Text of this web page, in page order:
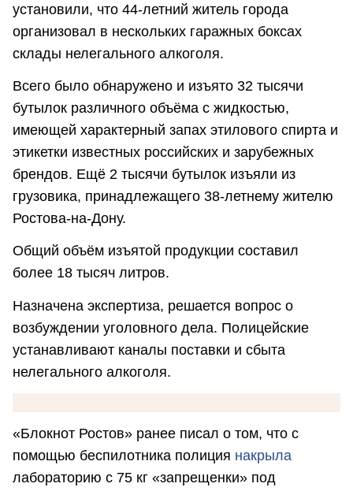
установили, что 44-летний житель города
организовал в нескольких гаражных боксах
склады нелегального алкоголя.
Всего было обнаружено и изъято 32 тысячи
бутылок различного объёма с жидкостью,
имеющей характерный запах этилового спирта и
этикетки известных российских и зарубежных
брендов. Ещё 2 тысячи бутылок изъяли из
грузовика, принадлежащего 38-летнему жителю
Ростова-на-Дону.
Общий объём изъятой продукции составил
более 18 тысяч литров.
Назначена экспертиза, решается вопрос о
возбуждении уголовного дела. Полицейские
устанавливают каналы поставки и сбыта
нелегального алкоголя.
«Блокнот Ростов» ранее писал о том, что с
помощью беспилотника полиция накрыла
лабораторию с 75 кг «запрещенки» под